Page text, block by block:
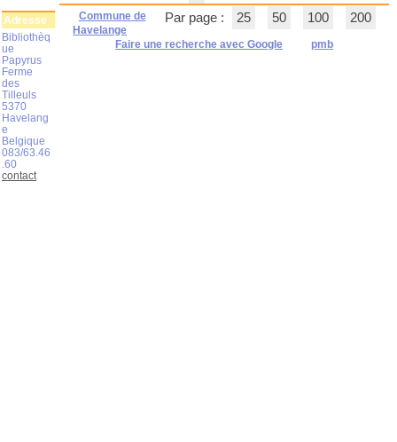
Par page :
25 50 100 200
Commune de
Havelange
Faire une recherche avec Google
pmb
Adresse
Bibliothèq
ue
Papyrus
Ferme
des
Tilleuls
5370
Havelang
e
Belgique
083/63.46
.60
contact